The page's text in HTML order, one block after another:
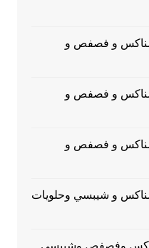
سناكس و فصفص و
سناكس و فصفص و
سناكس و فصفص و
و شيبسي وحلويات
وفصفص وشيبسي